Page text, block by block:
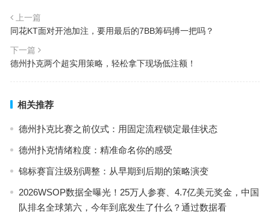
上一篇
同花KT面对开池加注，要用最后的7BB筹码搏一把吗？
下一篇
德州扑克两个超实用策略，轻松拿下现场低注额！
相关推荐
德州扑克比赛之前仪式：用固定流程锁定最佳状态
德州扑克情绪粒度：精准命名你的感受
锦标赛盲注级别调整：从早期到后期的策略演变
2026WSOP数据全曝光！25万人参赛、4.7亿美元奖金，中国
队排名全球第六，今年到底发生了什么？通过数据看